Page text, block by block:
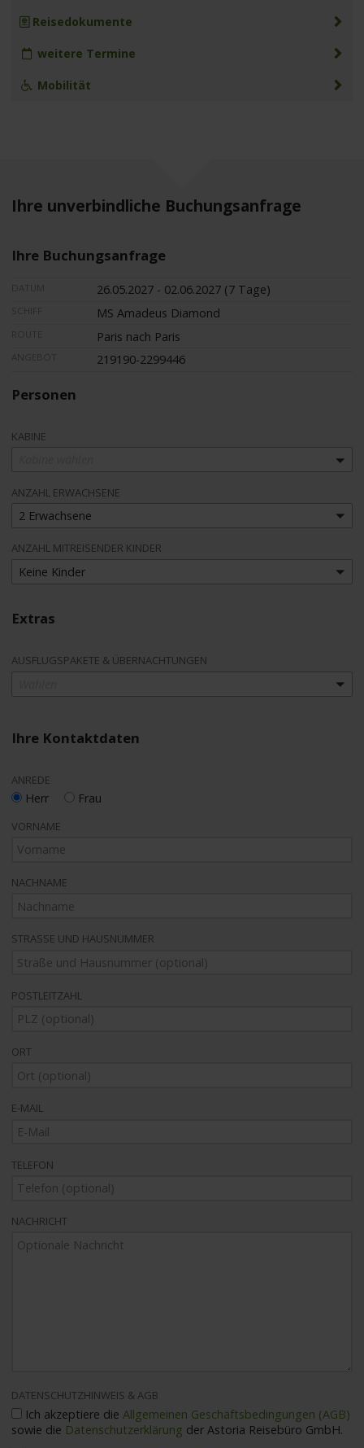
Reisedokumente
weitere Termine
Mobilität
Ihre unverbindliche Buchungsanfrage
Ihre Buchungsanfrage
26.05.2027 - 02.06.2027 (7 Tage)
MS Amadeus Diamond
Paris nach Paris
219190-2299446
Personen
KABINE
ANZAHL ERWACHSENE
2 Erwachsene
ANZAHL MITREISENDER KINDER
Keine Kinder
Extras
AUSFLUGSPAKETE & ÜBERNACHTUNGEN
Ihre Kontaktdaten
ANREDE
Herr Frau
VORNAME
NACHNAME
STRASSE UND HAUSNUMMER
POSTLEITZAHL
ORT
E-MAIL
TELEFON
NACHRICHT
DATENSCHUTZHINWEIS & AGB
Ich akzeptiere die Allgemeinen Geschäftsbedingungen (AGB)
sowie die Datenschutzerklärung der Astoria Reisebüro GmbH.